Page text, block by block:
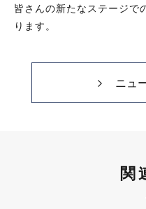
皆さんの新たなステージで
ります。
ニュ
関